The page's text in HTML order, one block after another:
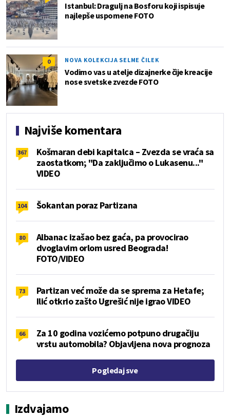
Istanbul: Dragulj na Bosforu koji ispisuje
najlepše uspomene FOTO
0 NOVA KOLEKCIJA SELME ČILEK
Vodimo vas u atelje dizajnerke čije kreacije
nose svetske zvezde FOTO
Najviše komentara
367
Košmaran debi kapitalca – Zvezda se vraća sa
zaostatkom; "Da zaključimo o Lukasenu..."
VIDEO
104 Šokantan poraz Partizana
80
Albanac izašao bez gaća, pa provocirao
dvoglavim orlom usred Beograda!
FOTO/VIDEO
73
Partizan već može da se sprema za Hetafe;
Ilić otkrio zašto Ugrešić nije igrao VIDEO
66
Za 10 godina vozićemo potpuno drugačiju
vrstu automobila? Objavljena nova prognoza
Pogledaj sve
Izdvajamo